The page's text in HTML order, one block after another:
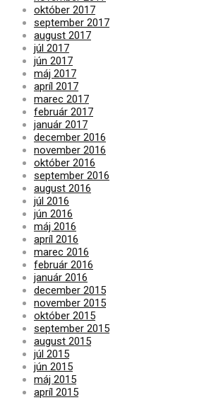
október 2017
september 2017
august 2017
júl 2017
jún 2017
máj 2017
apríl 2017
marec 2017
február 2017
január 2017
december 2016
november 2016
október 2016
september 2016
august 2016
júl 2016
jún 2016
máj 2016
apríl 2016
marec 2016
február 2016
január 2016
december 2015
november 2015
október 2015
september 2015
august 2015
júl 2015
jún 2015
máj 2015
apríl 2015